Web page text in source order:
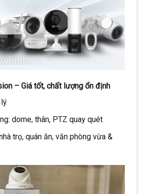
– Giá tốt, chất lượng ổn định
dome, thân, PTZ quay quét
trọ, quán ăn, văn phòng vừa &